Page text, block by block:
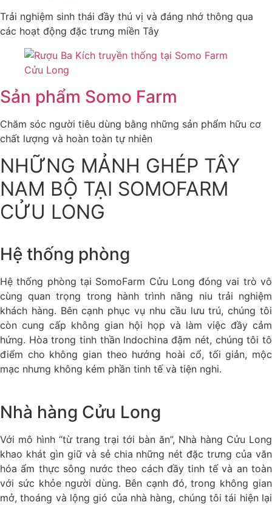
Trải nghiệm sinh thái đầy thú vị và đáng nhớ thông qua
các hoạt động đặc trưng miền Tây
Sản phẩm Somo Farm
Chăm sóc người tiêu dùng bằng những sản phẩm hữu cơ
chất lượng và hoàn toàn tự nhiên
NHỮNG MẢNH GHÉP TÂY
NAM BỘ TẠI SOMOFARM
CỬU LONG
Hệ thống phòng
Hệ thống phòng tại SomoFarm Cửu Long đóng vai trò vô
cùng quan trọng trong hành trình nâng niu trải nghiệm
khách hàng. Bên cạnh phục vụ nhu cầu lưu trú, chúng tôi
còn cung cấp không gian hội họp và làm việc đầy cảm
hứng. Hòa trong tinh thần Indochina đậm nét, chúng tôi tô
điểm cho không gian theo hướng hoài cổ, tối giản, mộc
mạc nhưng không kém phần tinh tế và tiện nghi.
Nhà hàng Cửu Long
Với mô hình “từ trang trại tới bàn ăn”, Nhà hàng Cửu Long
khao khát gìn giữ và sẻ chia những nét đặc trưng của văn
hóa ẩm thực sông nước theo cách đầy tinh tế và an toàn
với sức khỏe người dùng. Bên cạnh đó, trong không gian
mở, thoáng và lộng gió của nhà hàng, chúng tôi tái hiện lại